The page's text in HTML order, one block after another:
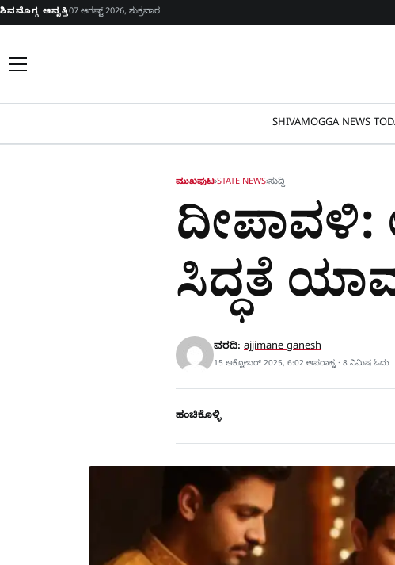
Skip to content
ಶಿವಮೊಗ್ಗ ಆವೃತ್ತಿ07 ಆಗಷ್ಟ್ 2026, ಶುಕ್ರವಾರ
SHIVAMOGGA NEWS
ಮುಖಪುಟ›STATE NEWS›ಸುದ್ದಿ
ದೀಪಾವಳಿ:
ಸಿದ್ಧತೆ
ವರದಿ: ajjimane ganesh
15 ಅಕ್ಟೋಬರ್ 2025, 6:02 ಅಪರಾಹ್ನ · 8 ನಿಮಿಷ ಓದು
ಹಂಚಿಕೊಳ್ಳಿ